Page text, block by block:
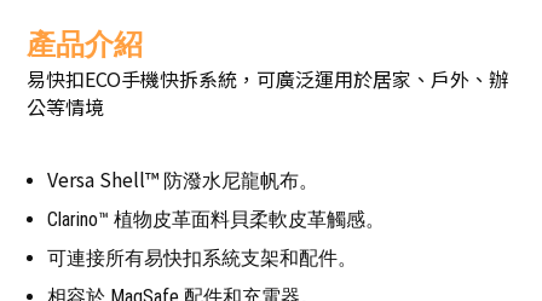
產品介紹
易快扣ECO手機快拆系統，可廣泛運用於居家、戶外、辦
公等情境
Versa Shell™ 防潑水尼龍帆布。
Clarino™ 植物皮革面料貝柔軟皮革觸感。
可連接所有易快扣系統支架和配件。